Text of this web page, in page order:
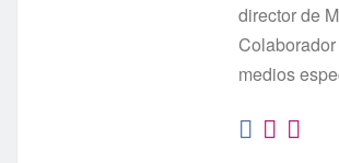
director de
medios